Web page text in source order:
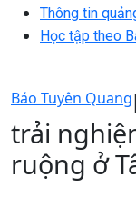
Thông tin
Học tập theo
Báo Tuyên Quang
trải
ruộng ở